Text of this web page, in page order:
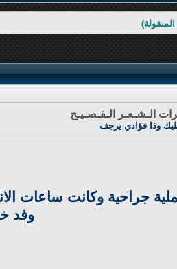
الـشـعـر الـفـصـيـح
وذا فؤادي يرجف
جراحية وكانت ساعات
وفد